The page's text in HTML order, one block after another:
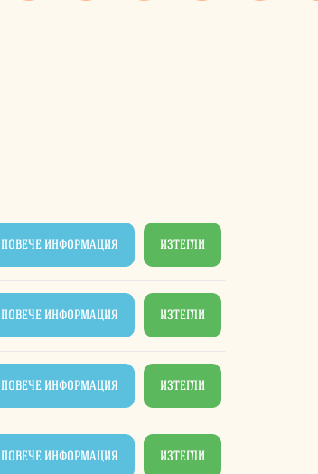
ИЗТЕГЛИ
ПОВЕЧЕ ИНФОРМАЦИЯ
ИЗТЕГЛИ
ПОВЕЧЕ ИНФОРМАЦИЯ
ИЗТЕГЛИ
ПОВЕЧЕ ИНФОРМАЦИЯ
ИЗТЕГЛИ
ПОВЕЧЕ ИНФОРМАЦИЯ